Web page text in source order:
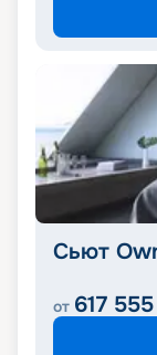
Сьют
от 617 555